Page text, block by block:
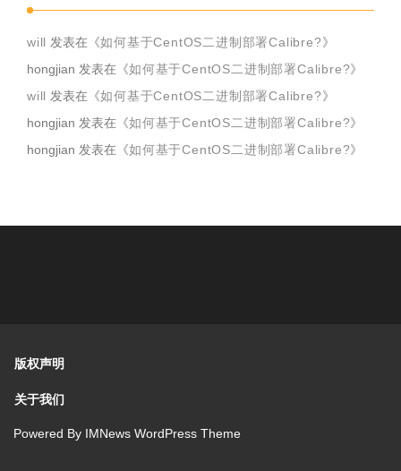
will 发表在《如何基于CentOS二进制部署Calibre?》
hongjian 发表在《如何基于CentOS二进制部署Calibre?》
will 发表在《如何基于CentOS二进制部署Calibre?》
hongjian 发表在《如何基于CentOS二进制部署Calibre?》
hongjian 发表在《如何基于CentOS二进制部署Calibre?》
版权声明
关于我们
Powered By IMNews WordPress Theme